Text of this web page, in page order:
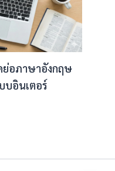
ย่อภาษาอังกฤษ
บอินเตอร์